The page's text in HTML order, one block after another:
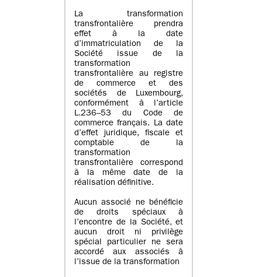
La transformation
transfrontalière prendra
effet à la date
d’immatriculation de la
Société issue de la
transformation
transfrontalière au registre
de commerce et des
sociétés de Luxembourg,
conformément à l’article
L.236–53 du Code de
commerce français. La date
d’effet juridique, fiscale et
comptable de la
transformation
transfrontalière correspond
à la même date de la
réalisation définitive.
Aucun associé ne bénéficie
de droits spéciaux à
l’encontre de la Société, et
aucun droit ni privilège
spécial particulier ne sera
accordé aux associés à
l’issue de la transformation